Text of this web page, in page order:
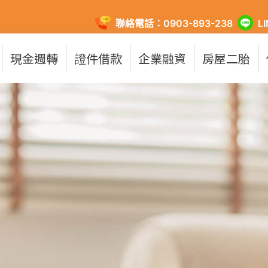
聯絡電話：0903-893-238
現金週轉 證件借款 企業融資 房屋二胎